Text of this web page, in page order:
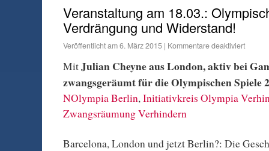
Veranstaltung am 18.03.:
Verdrängung und Widerstand!
Veröffentlicht am6. März 2015 | Kommentare deaktiviert
MitJulian Cheyne aus London, aktiv bei
zwangsgeräumt für die Olympischen Spiele
NOlympia Berlin,Initiativkreis Olympia
Zwangsräumung Verhindern
Barcelona, London und jetzt Berlin?: Die